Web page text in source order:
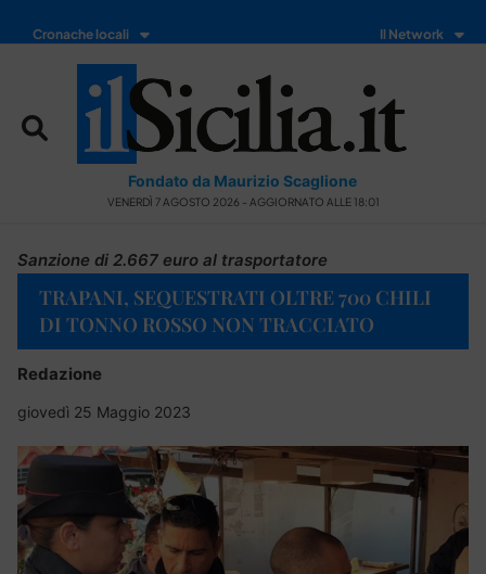
Cronache locali Il Network
Fondato da Maurizio Scaglione
VENERDÌ 7 AGOSTO 2026 - AGGIORNATO ALLE 18:01
Sanzione di 2.667 euro al trasportatore
TRAPANI, SEQUESTRATI OLTRE 700 CHILI
DI TONNO ROSSO NON TRACCIATO
Redazione
giovedì 25 Maggio 2023